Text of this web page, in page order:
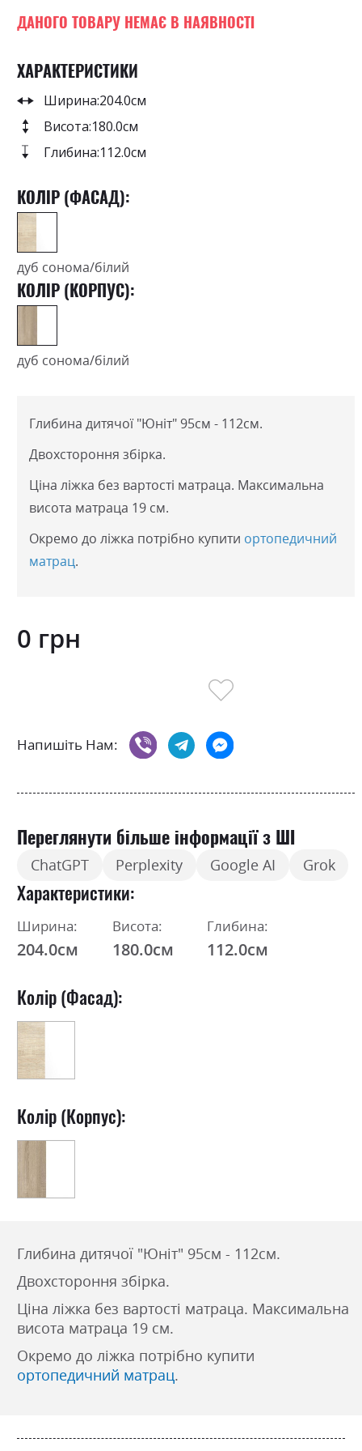
of
gallery
ДАНОГО ТОВАРУ НЕМАЄ В НАЯВНОСТІ
ХАРАКТЕРИСТИКИ
Ширина:204.0см
Висота:180.0см
Глибина:112.0см
КОЛІР (ФАСАД):
дуб сонома/білий
КОЛІР (КОРПУС):
дуб сонома/білий
Глибина дитячої "Юніт" 95см - 112см.
Двохстороння збірка.
Ціна ліжка без вартості матраца. Максимальна
висота матраца 19 см.
Окремо до ліжка потрібно купити ортопедичний
матрац.
0 грн
Напишіть Нам:
Переглянути більше інформації з ШІ
ChatGPT Perplexity Google AI Grok
Характеристики
Ширина:
204.0см
Висота:
180.0см
Глибина:
112.0см
Колір (Фасад):
Колір (Корпус):
Глибина дитячої "Юніт" 95см - 112см.
Двохстороння збірка.
Ціна ліжка без вартості матраца. Максимальна
висота матраца 19 см.
Окремо до ліжка потрібно купити
ортопедичний матрац.